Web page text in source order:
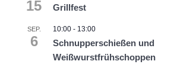
15 Grillfest
SEP.
6
10:00 - 13:00
Schnupperschießen und
Weißwurstfrühschoppen